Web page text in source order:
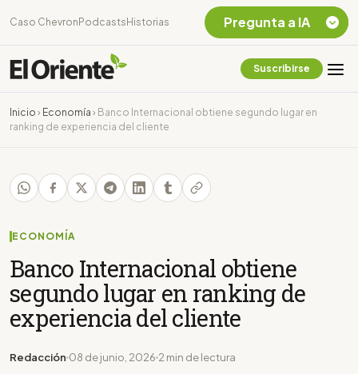
Caso Chevron Podcasts Historias
Suscribirse
Inicio › Economía › Banco Internacional obtiene segundo lugar en
ranking de experiencia del cliente
ECONOMÍA
Banco Internacional obtiene
segundo lugar en ranking de
experiencia del cliente
Redacción 08 de junio, 2026 2 min de lectura
Pregunta a IA
Chevron Ecuador